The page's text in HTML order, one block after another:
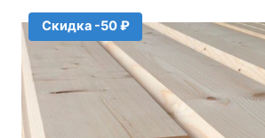
Скидка -50 ₽